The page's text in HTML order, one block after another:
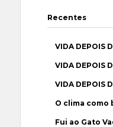
Recentes
VIDA DEPOIS
VIDA DEPOIS
VIDA DEPOIS
O clima como
Fui ao Gato